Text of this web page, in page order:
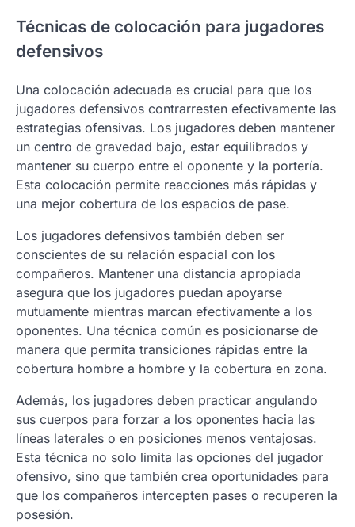
Técnicas de colocación para jugadores
defensivos
Una colocación adecuada es crucial para que los
jugadores defensivos contrarresten efectivamente las
estrategias ofensivas. Los jugadores deben mantener
un centro de gravedad bajo, estar equilibrados y
mantener su cuerpo entre el oponente y la portería.
Esta colocación permite reacciones más rápidas y
una mejor cobertura de los espacios de pase.
Los jugadores defensivos también deben ser
conscientes de su relación espacial con los
compañeros. Mantener una distancia apropiada
asegura que los jugadores puedan apoyarse
mutuamente mientras marcan efectivamente a los
oponentes. Una técnica común es posicionarse de
manera que permita transiciones rápidas entre la
cobertura hombre a hombre y la cobertura en zona.
Además, los jugadores deben practicar angulando
sus cuerpos para forzar a los oponentes hacia las
líneas laterales o en posiciones menos ventajosas.
Esta técnica no solo limita las opciones del jugador
ofensivo, sino que también crea oportunidades para
que los compañeros intercepten pases o recuperen la
posesión.